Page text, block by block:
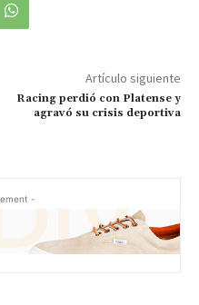
Artículo siguiente
Racing perdió con Platense y
agravó su crisis deportiva
-